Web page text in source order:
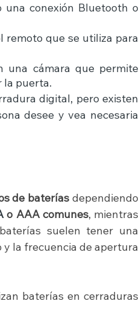
conexión Bluetooth o
que se utiliza para
una cámara que permite
la puerta.
desee y vea necesaria
de baterías dependiendo
o AAA comunes, mientras
y la frecuencia de apertura
baterías en cerraduras